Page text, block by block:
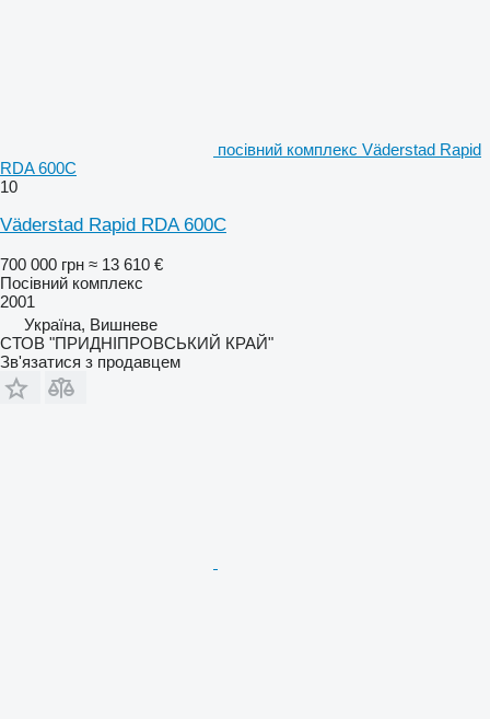
посівний комплекс Väderstad Rapid
RDA 600C
10
Väderstad Rapid RDA 600C
700 000 грн ≈ 13 610 €
Посівний комплекс
2001
Україна, Вишневе
СТОВ "ПРИДНІПРОВСЬКИЙ КРАЙ"
Зв'язатися з продавцем